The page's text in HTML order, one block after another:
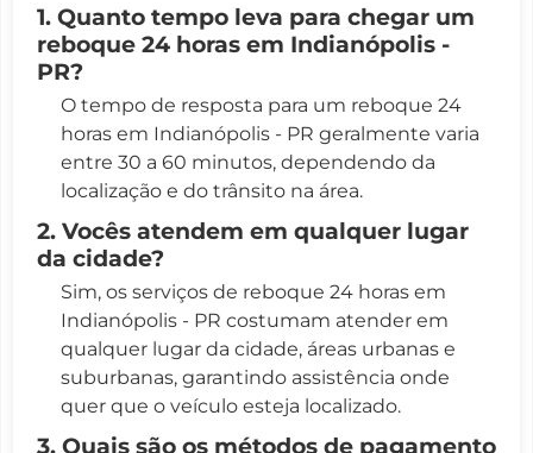
1. Quanto tempo leva para chegar um
reboque 24 horas em Indianópolis -
PR?
O tempo de resposta para um reboque 24
horas em Indianópolis - PR geralmente varia
entre 30 a 60 minutos, dependendo da
localização e do trânsito na área.
2. Vocês atendem em qualquer lugar
da cidade?
Sim, os serviços de reboque 24 horas em
Indianópolis - PR costumam atender em
qualquer lugar da cidade, áreas urbanas e
suburbanas, garantindo assistência onde
quer que o veículo esteja localizado.
3. Quais são os métodos de pagamento